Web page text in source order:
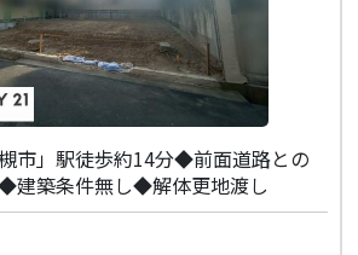
市」駅徒歩約14分◆前面道路との
建築条件無し◆解体更地渡し